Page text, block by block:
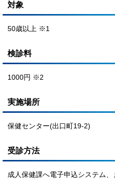
対象
50歳以上 ※1
検診料
1000円 ※2
実施場所
保健センター(出口町19-2)
受診方法
成人保健課へ電子申込システム